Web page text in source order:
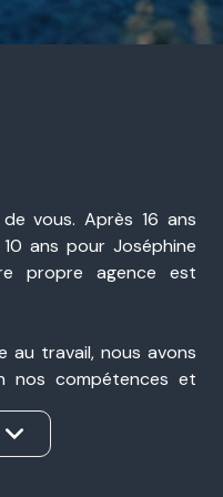
vous. Après 16 ans
ans pour Joséphine
propre agence est
au travail, nous avons
nos compétences et
nos clients avec
Présents à Portes-
sommes une agence